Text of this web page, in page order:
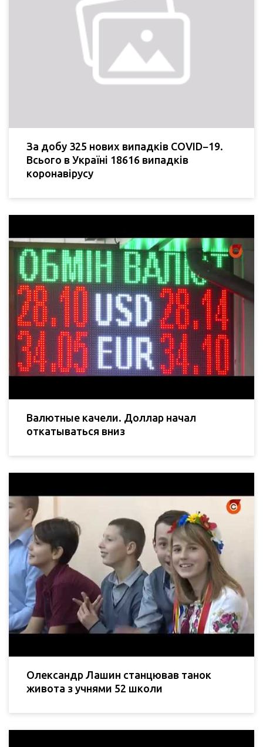
За добу 325 нових випадків COVID−19.
Всього в Україні 18616 випадків
коронавірусу
Валютные качели. Доллар начал
откатываться вниз
Олександр Лашин станцював танок
живота з учнями 52 школи